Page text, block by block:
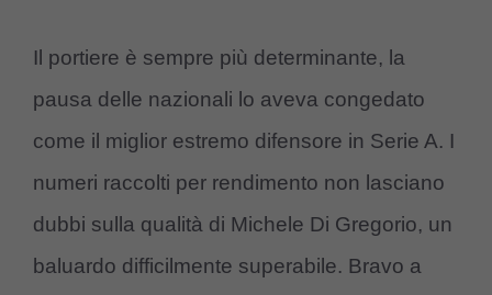
Il portiere è sempre più determinante, la
pausa delle nazionali lo aveva congedato
come il miglior estremo difensore in Serie A. I
numeri raccolti per rendimento non lasciano
dubbi sulla qualità di Michele Di Gregorio, un
baluardo difficilmente superabile. Bravo a